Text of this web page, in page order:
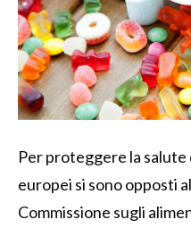
Per proteggere la
europei si sono opposti
Commissione sugli